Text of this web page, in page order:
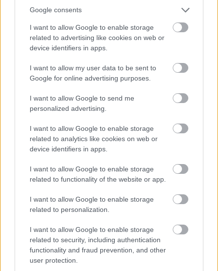
Google consents
I want to allow Google to enable storage
related to advertising like cookies on web or
device identifiers in apps.
I want to allow my user data to be sent to
Google for online advertising purposes.
I want to allow Google to send me
personalized advertising.
I want to allow Google to enable storage
related to analytics like cookies on web or
device identifiers in apps.
I want to allow Google to enable storage
related to functionality of the website or app.
I want to allow Google to enable storage
related to personalization.
I want to allow Google to enable storage
related to security, including authentication
functionality and fraud prevention, and other
user protection.
Az ESET kutatói szerint az áldozatok között más
online hirdetőket is találunk. A reklámipar jellegéből
adódóan a csaló szándékú szereplőkaz egész
hirdetési láncot manipulálhatják, többféle
módon veszélyeztetve azt - többek között
hirdetések vásárlásával, magukat keresőmotor-
szolgáltatónak kiadva, vagy akár weboldalak és
Miközbena keresőmotorok üzemeltetői
a rosszindulatú hirdetéseket és weboldalakat a
keresési eredményeikből, a hackerek kitartóak, és
új módszereket találnak a tartalomszűrés
alakul ki a keresőszolgáltatók és a bűnözők között.
Következésképpen soha nem lehetünk 100%-ig
biztosak abban, hogy amire kattintunk, az nem
egy rosszindulatú link.